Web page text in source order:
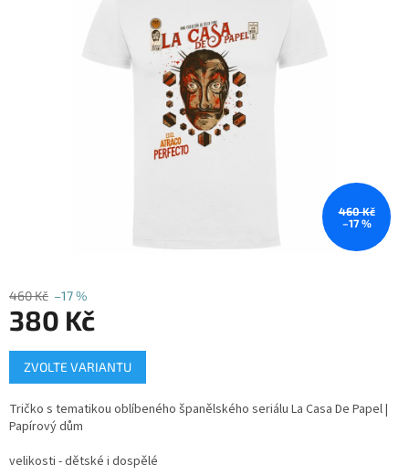
460 Kč
–17 %
460 Kč –17 %
380 Kč
Měrná
cena:
ZVOLTE VARIANTU
Tričko s tematikou oblíbeného španělského seriálu La Casa De Papel |
Papírový dům
velikosti - dětské i dospělé